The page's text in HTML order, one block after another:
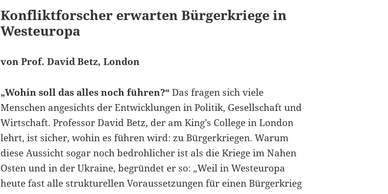
Konfliktforscher erwarten Bürgerkriege in
Westeuropa
von Prof. David Betz, London
„Wohin soll das alles noch führen?“Das fragen sich viele
Menschen angesichts der Entwicklungen in Politik, Gesellschaft und
Wirtschaft. Professor David Betz, der am King’s College in London
lehrt, ist sicher, wohin es führen wird: zu Bürgerkriegen. Warum
diese Aussicht sogar noch bedrohlicher ist als die Kriege im Nahen
Osten und in der Ukraine, begründet er so: „Weil in Westeuropa
heute fast alle strukturellen Voraussetzungen für einen Bürgerkrieg